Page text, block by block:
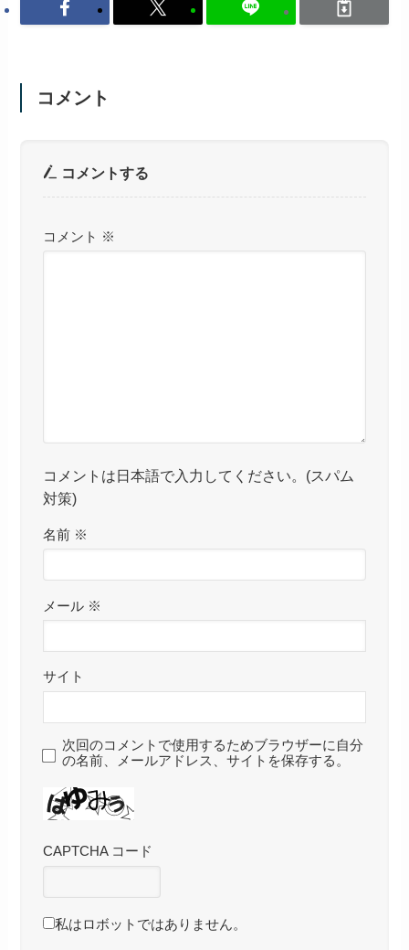
コメント
コメントする
コメント ※
コメントは日本語で入力してください。(スパム
対策)
名前 ※
メール ※
サイト
次回のコメントで使用するためブラウザーに自分
の名前、メールアドレス、サイトを保存する。
CAPTCHA コード
私はロボットではありません。